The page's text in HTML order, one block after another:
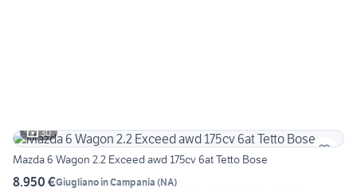
30
Mazda 6 Wagon 2.2 Exceed awd 175cv 6at Tetto Bose
8.950 €Giugliano in Campania (NA)